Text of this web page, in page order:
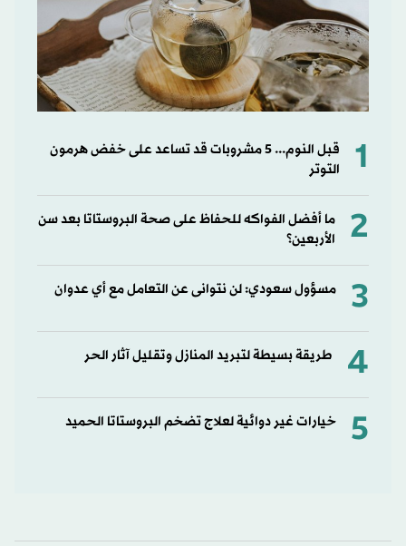
1
قبل النوم... 5 مشروبات قد تساعد على خفض هرمون
التوتر
2
ما أفضل الفواكه للحفاظ على صحة البروستاتا بعد سن
الأربعين؟
3 مسؤول سعودي: لن نتوانى عن التعامل مع أي عدوان
4 طريقة بسيطة لتبريد المنازل وتقليل آثار الحر
5 خيارات غير دوائية لعلاج تضخم البروستاتا الحميد